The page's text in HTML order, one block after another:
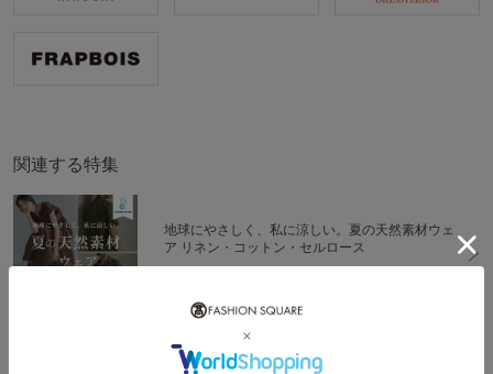
関連する特集
地球にやさしく、私に涼しい。夏の天然素材ウェ
ア リネン・コットン・セルロース